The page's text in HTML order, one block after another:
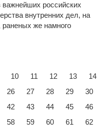
российских
внутренних дел, на
раненых же намного
10 11 12 13 14
26 27 28 29 30
42 43 44 45 46
58 59 60 61 62